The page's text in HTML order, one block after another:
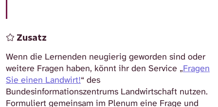
Zusatz
Wenn die Lernenden neugierig geworden sind oder
weitere Fragen haben, könnt ihr den Service „Fragen
Sie einen Landwirt!“ des
Bundesinformationszentrums Landwirtschaft nutzen.
Formuliert gemeinsam im Plenum eine Frage und